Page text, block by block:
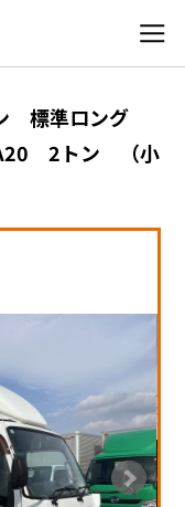
標準ロング
2トン （小